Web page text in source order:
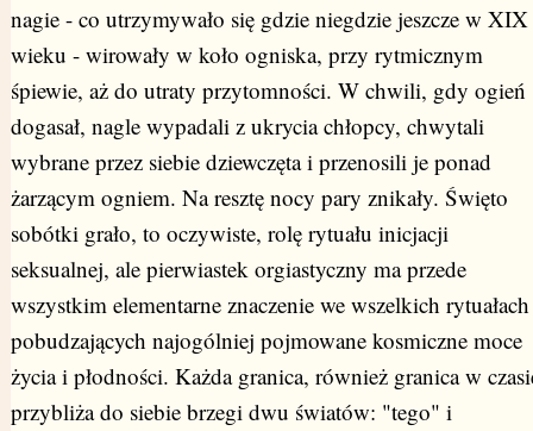
nagie - co utrzymywało się gdzie niegdzie jeszcze w XIX
wieku - wirowały w koło ogniska, przy rytmicznym
śpiewie, aż do utraty przytomności. W chwili, gdy ogień
dogasał, nagle wypadali z ukrycia chłopcy, chwytali
wybrane przez siebie dziewczęta i przenosili je ponad
żarzącym ogniem. Na resztę nocy pary znikały. Święto
sobótki grało, to oczywiste, rolę rytuału inicjacji
seksualnej, ale pierwiastek orgiastyczny ma przede
wszystkim elementarne znaczenie we wszelkich rytuałach
pobudzających najogólniej pojmowane kosmiczne moce
życia i płodności. Każda granica, również granica w
przybliża do siebie brzegi dwu światów: "tego" i